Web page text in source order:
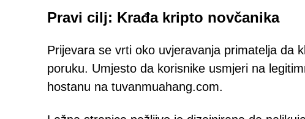
Pravi cilj: Krađa kripto novčanika
Prijevara se vrti oko uvjeravanja primatelja da
poruku. Umjesto da korisnike usmjeri na
hostanu na tuvanmuahang.com.